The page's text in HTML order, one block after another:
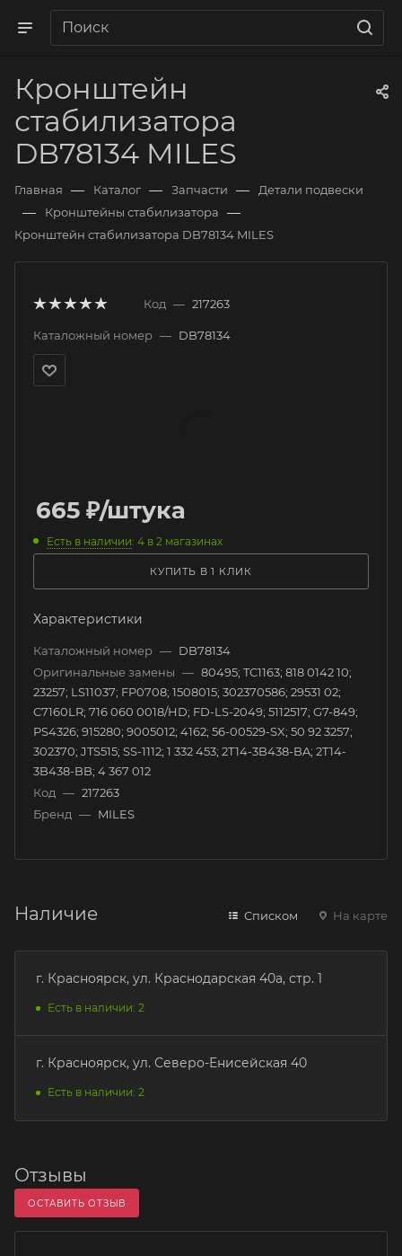
Кронштейн
стабилизатора
DB78134 MILES
Главная — Каталог — Запчасти — Детали подвески
— Кронштейны стабилизатора —
Кронштейн стабилизатора DB78134 MILES
Код — 217263
Каталожный номер — DB78134
665 ₽/штука
Есть в наличии: 4 в 2 магазинах
КУПИТЬ В 1 КЛИК
Характеристики
Каталожный номер — DB78134
Оригинальные замены — 80495; TC1163; 818 0142 10;
23257; LS11037; FP0708; 1508015; 302370586; 29531 02;
C7160LR; 716 060 0018/HD; FD-LS-2049; 5112517; G7-849;
PS4326; 915280; 9005012; 4162; 56-00529-SX; 50 92 3257;
302370; JTS515; SS-1112; 1 332 453; 2T14-3B438-BA; 2T14-
3B438-BB; 4 367 012
Код — 217263
Бренд — MILES
Наличие Списком На карте
г. Красноярск, ул. Краснодарская 40а, стр. 1
Есть в наличии: 2
г. Красноярск, ул. Северо-Енисейская 40
Есть в наличии: 2
Отзывы
ОСТАВИТЬ ОТЗЫВ